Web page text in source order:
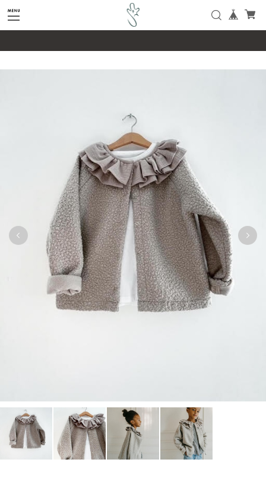
google-site-verification=SHQu5n4yz7-
tPsbAaiX89DBKMypZL6raQx7JsECLt-4